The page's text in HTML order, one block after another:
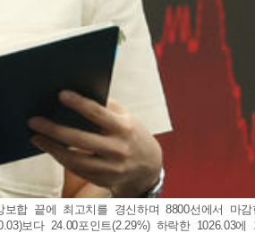
합 끝에 최고치를 경신하며 8800선에서 마
보다 24.00포인트(2.29%) 하락한 1026.03에